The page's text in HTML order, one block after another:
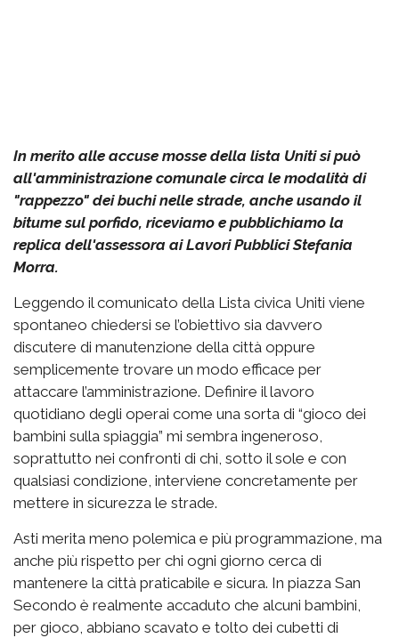
In merito alle accuse mosse della lista Uniti si può
all'amministrazione comunale circa le modalità di
"rappezzo" dei buchi nelle strade, anche usando il
bitume sul porfido, riceviamo e pubblichiamo la
replica dell'assessora ai Lavori Pubblici Stefania
Morra.
Leggendo il comunicato della Lista civica Uniti viene
spontaneo chiedersi se l’obiettivo sia davvero
discutere di manutenzione della città oppure
semplicemente trovare un modo efficace per
attaccare l’amministrazione. Definire il lavoro
quotidiano degli operai come una sorta di “gioco dei
bambini sulla spiaggia” mi sembra ingeneroso,
soprattutto nei confronti di chi, sotto il sole e con
qualsiasi condizione, interviene concretamente per
mettere in sicurezza le strade.
Asti merita meno polemica e più programmazione, ma
anche più rispetto per chi ogni giorno cerca di
mantenere la città praticabile e sicura. In piazza San
Secondo è realmente accaduto che alcuni bambini,
per gioco, abbiano scavato e tolto dei cubetti di